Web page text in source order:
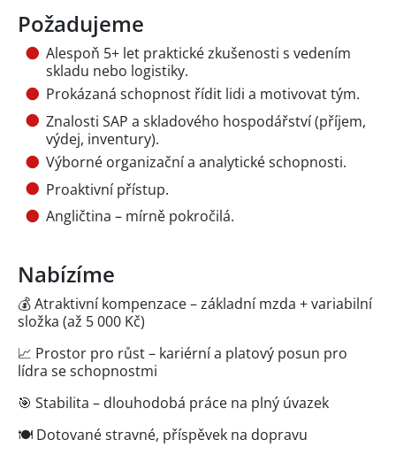
Požadujeme
Alespoň 5+ let praktické zkušenosti s vedením
skladu nebo logistiky.
Prokázaná schopnost řídit lidi a motivovat tým.
Znalosti SAP a skladového hospodářství (příjem,
výdej, inventury).
Výborné organizační a analytické schopnosti.
Proaktivní přístup.
Angličtina – mírně pokročilá.
Nabízíme
💰 Atraktivní kompenzace – základní mzda + variabilní
složka (až 5 000 Kč)
📈 Prostor pro růst – kariérní a platový posun pro
lídra se schopnostmi
🎯 Stabilita – dlouhodobá práce na plný úvazek
🍽️ Dotované stravné, příspěvek na dopravu